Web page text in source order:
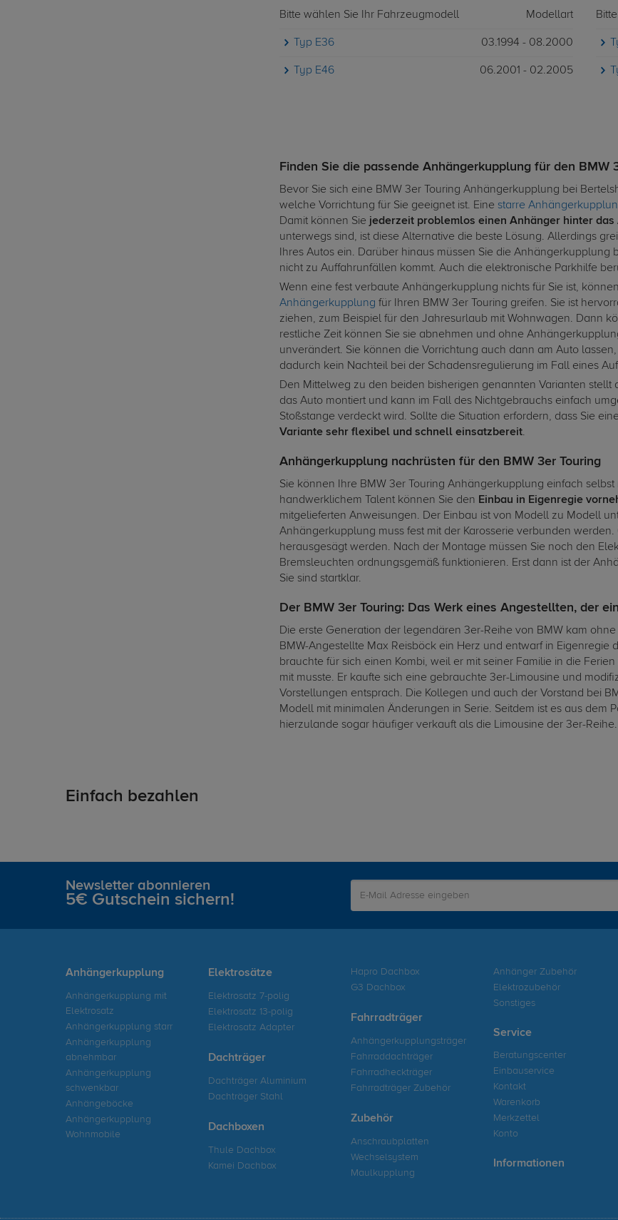
Bitte wählen Sie Ihr Fahrzeugmodell Modellart
Typ E36 03.1994 - 08.2000
Typ E46 06.2001 - 02.2005
Finden Sie die passende Anhängerkupplung für den BMW
Bevor Sie sich eine BMW 3er Touring Anhängerkupplung bei
welche Vorrichtung für Sie geeignet ist. Eine starre
Damit können Sie jederzeit problemlos einen Anhänger hinter das
unterwegs sind, ist diese Alternative die beste Lösung. Allerdings
Ihres Autos ein. Darüber hinaus müssen Sie die
nicht zu Auffahrunfällen kommt. Auch die elektronische Parkhilfe
Wenn eine fest verbaute Anhängerkupplung nichts für Sie ist,
Anhängerkupplung für Ihren BMW 3er Touring greifen. Sie ist
ziehen, zum Beispiel für den Jahresurlaub mit Wohnwagen. Dann
restliche Zeit können Sie sie abnehmen und ohne
unverändert. Sie können die Vorrichtung auch dann am Auto
dadurch kein Nachteil bei der Schadensregulierung im Fall eines
Den Mittelweg zu den beiden bisherigen genannten Varianten stellt
das Auto montiert und kann im Fall des Nichtgebrauchs einfach
Stoßstange verdeckt wird. Sollte die Situation erfordern, dass Sie
Variante sehr flexibel und schnell einsatzbereit.
Anhängerkupplung nachrüsten für den BMW 3er Touring
Sie können Ihre BMW 3er Touring Anhängerkupplung einfach
handwerklichem Talent können Sie den Einbau in Eigenregie
mitgelieferten Anweisungen. Der Einbau ist von Modell zu Modell
Anhängerkupplung muss fest mit der Karosserie verbunden
herausgesägt werden. Nach der Montage müssen Sie noch den
Bremsleuchten ordnungsgemäß funktionieren. Erst dann ist der
Sie sind startklar.
Der BMW 3er Touring: Das Werk eines Angestellten, der
Die erste Generation der legendären 3er-Reihe von BMW kam
BMW-Angestellte Max Reisböck ein Herz und entwarf in Eigenregie
brauchte für sich einen Kombi, weil er mit seiner Familie in die
mit musste. Er kaufte sich eine gebrauchte 3er-Limousine und
Vorstellungen entsprach. Die Kollegen und auch der Vorstand bei
Modell mit minimalen Änderungen in Serie. Seitdem ist es aus dem
hierzulande sogar häufiger verkauft als die Limousine der 3er-Reihe.
Einfach bezahlen
Newsletter abonnieren
5€ Gutschein sichern!
Anhängerkupplung
Anhängerkupplung mit
Elektrosatz
Anhängerkupplung starr
Anhängerkupplung
abnehmbar
Anhängerkupplung
schwenkbar
Anhängeböcke
Anhängerkupplung
Wohnmobile
Elektrosätze
Elektrosatz 7-polig
Elektrosatz 13-polig
Elektrosatz Adapter
Dachträger
Dachträger Aluminium
Dachträger Stahl
Dachboxen
Thule Dachbox
Kamei Dachbox
Hapro Dachbox
G3 Dachbox
Fahrradträger
Anhängerkupplungsträger
Fahrraddachträger
Fahrradheckträger
Fahrradträger Zubehör
Zubehör
Anschraubplatten
Wechselsystem
Maulkupplung
Anhänger Zubehör
Elektrozubehör
Sonstiges
Service
Beratungscenter
Einbauservice
Kontakt
Warenkorb
Merkzettel
Konto
Informationen